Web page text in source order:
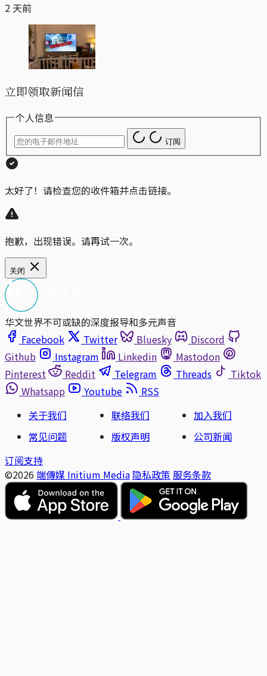
2 天前
立即领取新闻信
个人信息
订阅
太好了！请检查您的收件箱并点击链接。
抱歉，出现错误。请再试一次。
关闭
华文世界不可或缺的深度报导和多元声音
Facebook
Twitter Bluesky
Discord
Github
Instagram Linkedin
Mastodon
Pinterest
Reddit Telegram Threads
Tiktok
Whatsapp
Youtube
RSS
关于我们
联络我们
加入我们
常见问题
版权声明
公司新闻
订阅支持
©2026 端傳媒 Initium Media 隐私政策 服务条款